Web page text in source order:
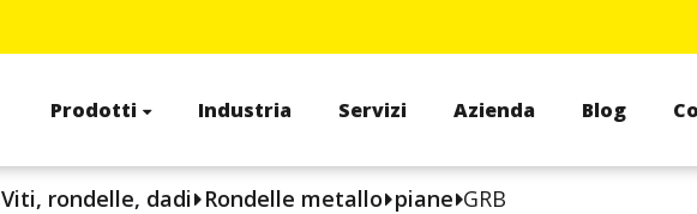
Prodotti Industria Servizi Azienda Blog
Viti, rondelle, dadi Rondelle metallo piane GRB